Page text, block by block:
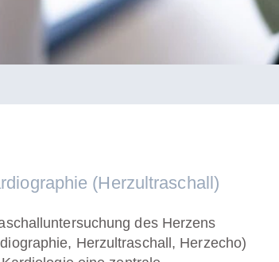
(Herzultraschall)
des Herzens
Herzultraschall, Herzecho)